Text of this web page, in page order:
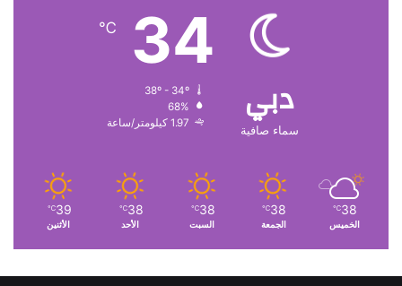
دبي
سماء صافية
34
℃
68%
1.97 كيلومتر/ساعة
38
℃
الخميس
38
℃
الجمعة
38
℃
السبت
38
℃
الأحد
39
℃
الأثنين